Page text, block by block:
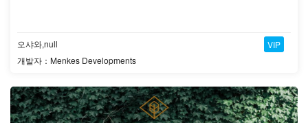
오샤와,null
개발자：Menkes Developments
VIP